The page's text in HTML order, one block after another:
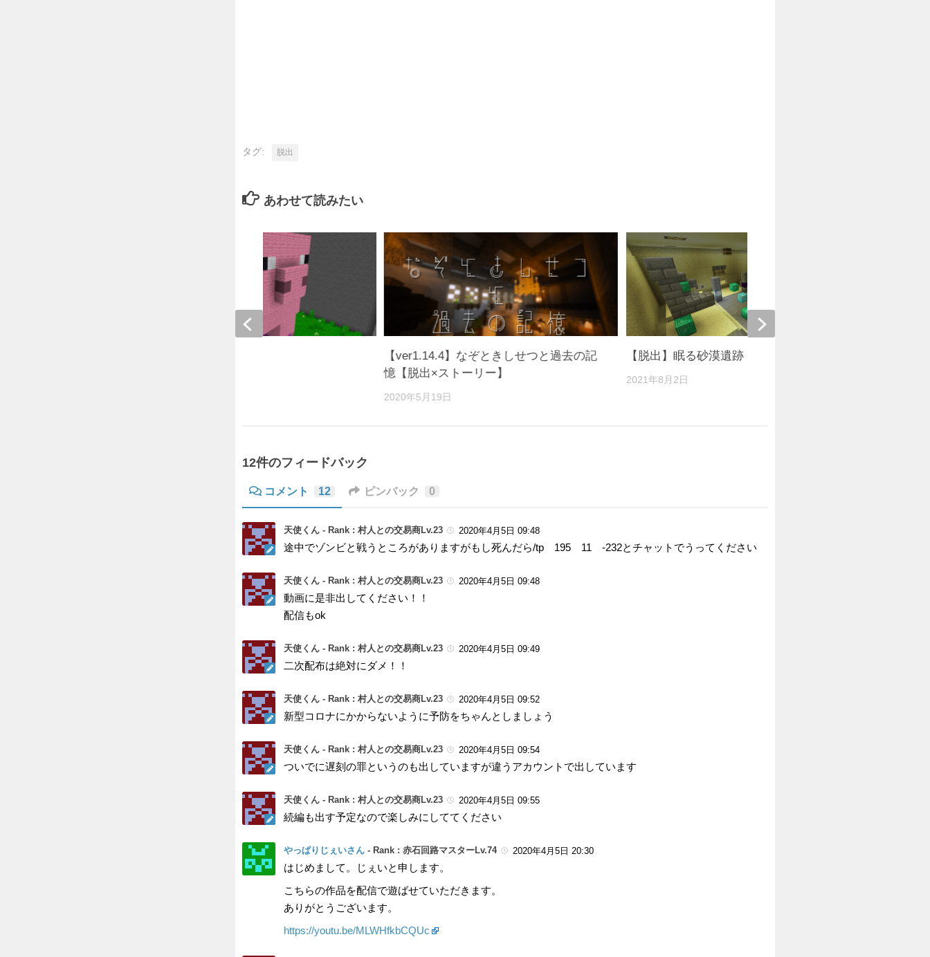
タグ: 脱出
あわせて読みたい
【ver1.14.4】なぞときしせつと過去の記
憶【脱出×ストーリー】
2020年5月19日
【脱出】眠る砂漠遺跡【1.16.5】
2021年8月2日
12件のフィードバック
コメント 12 ピンバック 0
天使くん - Rank : 村人との交易商Lv.23 2020年4月5日 09:48
途中でゾンビと戦うところがありますがもし死んだら/tp 195 11 -232とチャットでうってください
天使くん - Rank : 村人との交易商Lv.23 2020年4月5日 09:48
動画に是非出してください！！
配信もok
天使くん - Rank : 村人との交易商Lv.23 2020年4月5日 09:49
二次配布は絶対にダメ！！
天使くん - Rank : 村人との交易商Lv.23 2020年4月5日 09:52
新型コロナにかからないように予防をちゃんとしましょう
天使くん - Rank : 村人との交易商Lv.23 2020年4月5日 09:54
ついでに遅刻の罪というのも出していますが違うアカウントで出しています
天使くん - Rank : 村人との交易商Lv.23 2020年4月5日 09:55
続編も出す予定なので楽しみにしててください
やっぱりじぇいさん - Rank : 赤石回路マスターLv.74 2020年4月5日 20:30
はじめまして。じぇいと申します。
こちらの作品を配信で遊ばせていただきます。
ありがとうございます。
https://youtu.be/MLWHfkbCQUc